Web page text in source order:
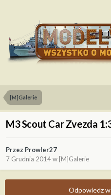
[M]Galerie
M3 Scout Car Zvezda
Przez Prowler27
7 Grudnia 2014w [M]Galerie
Odpowiedz